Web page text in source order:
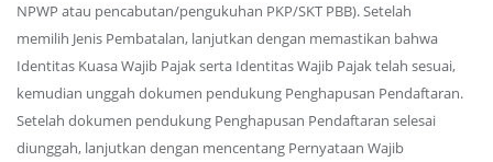
NPWP atau pencabutan/pengukuhan PKP/SKT PBB). Setelah
memilih Jenis Pembatalan, lanjutkan dengan memastikan bahwa
Identitas Kuasa Wajib Pajak serta Identitas Wajib Pajak telah sesuai,
kemudian unggah dokumen pendukung Penghapusan Pendaftaran.
Setelah dokumen pendukung Penghapusan Pendaftaran selesai
diunggah, lanjutkan dengan mencentang Pernyataan Wajib